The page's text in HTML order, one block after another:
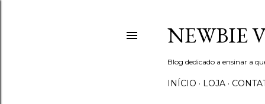
NEWBIE
Blog dedicado a ensinar a
INÍCIO LOJA